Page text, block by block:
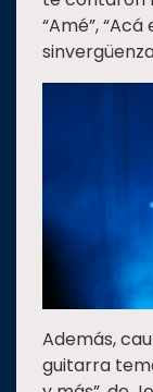
“Amé”,
Además,
guitarra